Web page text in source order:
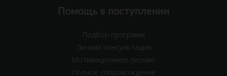
Помощь в поступлении
Подбор программ
Личная консультация
Мотивационное письмо
Полное сопровождение